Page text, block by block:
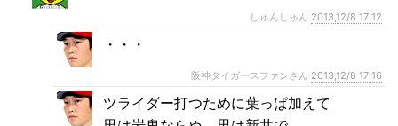
しゅんしゅん 2013,12/8 17:12
・・・
阪神タイガースファンさん 2013,12/8 17:16
ツライダー打つために葉っぱ加えて